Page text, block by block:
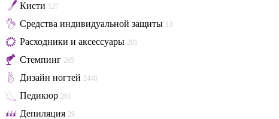
Кисти 127
Средства индивидуальной защиты 13
Расходники и аксессуары 201
Стемпинг 265
Дизайн ногтей 2448
Педикюр 261
Депиляция 29